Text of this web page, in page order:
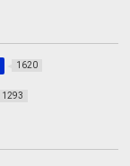
1620
1293